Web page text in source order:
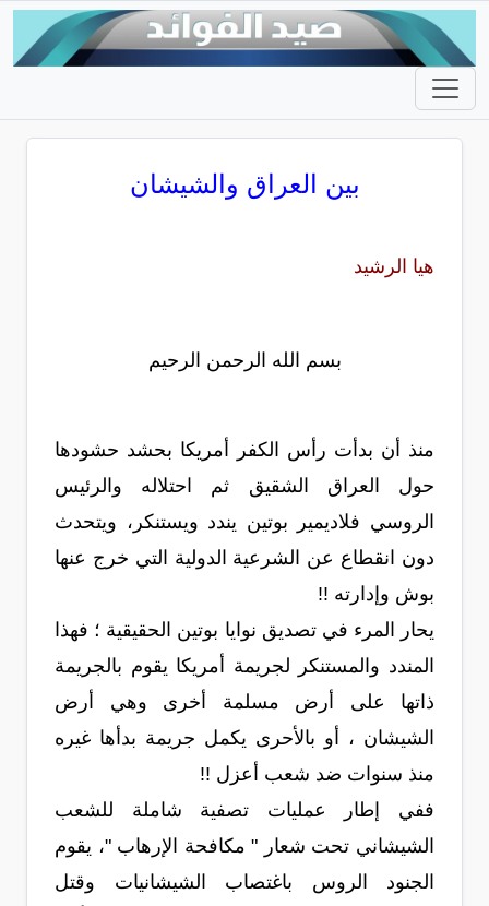
بين العراق والشيشان
هيا الرشيد
بسم الله الرحمن الرحيم
منذ أن بدأت رأس الكفر أمريكا بحشد حشودها
حول العراق الشقيق ثم احتلاله والرئيس
الروسي فلاديمير بوتين يندد ويستنكر، ويتحدث
دون انقطاع عن الشرعية الدولية التي خرج عنها
بوش وإدارته !!
يحار المرء في تصديق نوايا بوتين الحقيقية ؛ فهذا
المندد والمستنكر لجريمة أمريكا يقوم بالجريمة
ذاتها على أرض مسلمة أخرى وهي أرض
الشيشان ، أو بالأحرى يكمل جريمة بدأها غيره
منذ سنوات ضد شعب أعزل !!
ففي إطار عمليات تصفية شاملة للشعب
الشيشاني تحت شعار " مكافحة الإرهاب "، يقوم
الجنود الروس باغتصاب الشيشانيات وقتل